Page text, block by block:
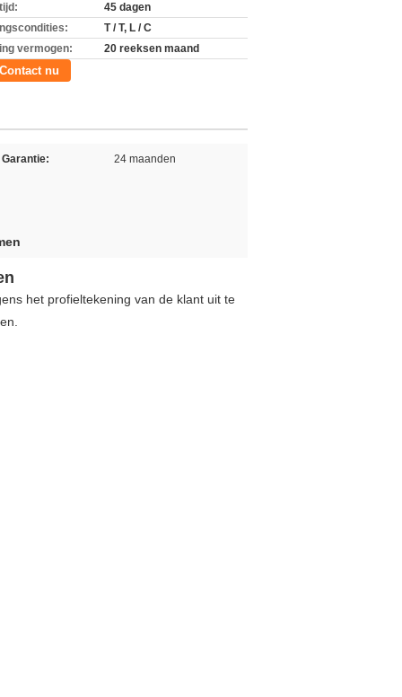
45 dagen
T / T, L / C
vermogen:
20 reeksen maand
Contact nu
Garantie: 24 maanden
het profieltekening van de klant uit te